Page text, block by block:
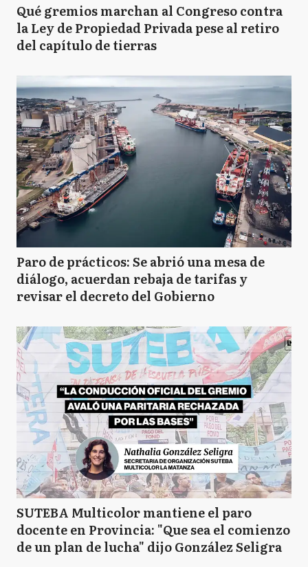
Qué gremios marchan al Congreso contra
la Ley de Propiedad Privada pese al retiro
del capítulo de tierras
Paro de prácticos: Se abrió una mesa de
diálogo, acuerdan rebaja de tarifas y
revisar el decreto del Gobierno
SUTEBA Multicolor mantiene el paro
docente en Provincia: "Que sea el comienzo
de un plan de lucha" dijo González Seligra